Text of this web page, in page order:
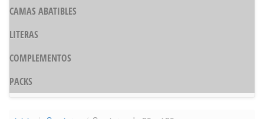
CAMAS ABATIBLES
LITERAS
COMPLEMENTOS
PACKS